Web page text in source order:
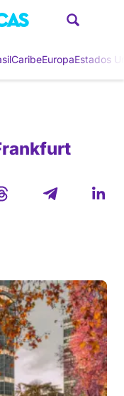
CaribeEuropaEstados